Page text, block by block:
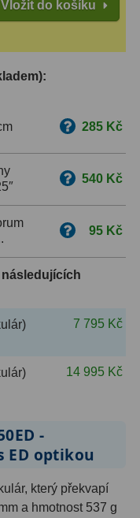
Vložit do košíku
285 Kč
540 Kč
95 Kč
7 795 Kč
14 995 Kč
-
optikou
který překvapí
a hmotnost 537 g